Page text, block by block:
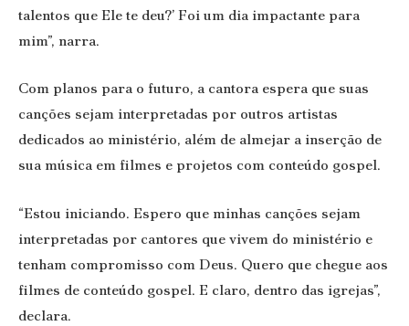
talentos que Ele te deu?’ Foi um dia impactante para
mim”, narra.
Com planos para o futuro, a cantora espera que suas
canções sejam interpretadas por outros artistas
dedicados ao ministério, além de almejar a inserção de
sua música em filmes e projetos com conteúdo gospel.
“Estou iniciando. Espero que minhas canções sejam
interpretadas por cantores que vivem do ministério e
tenham compromisso com Deus. Quero que chegue aos
filmes de conteúdo gospel. E claro, dentro das igrejas”,
declara.